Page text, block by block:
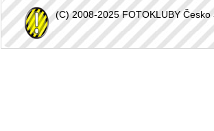
(C) 2008-2025 FOTOKLUBY